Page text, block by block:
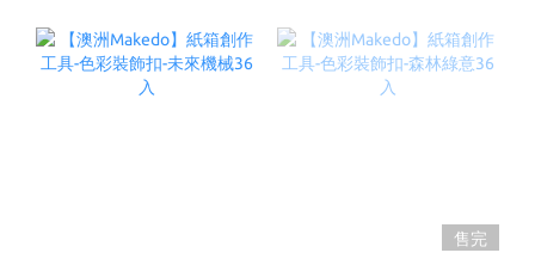
售完